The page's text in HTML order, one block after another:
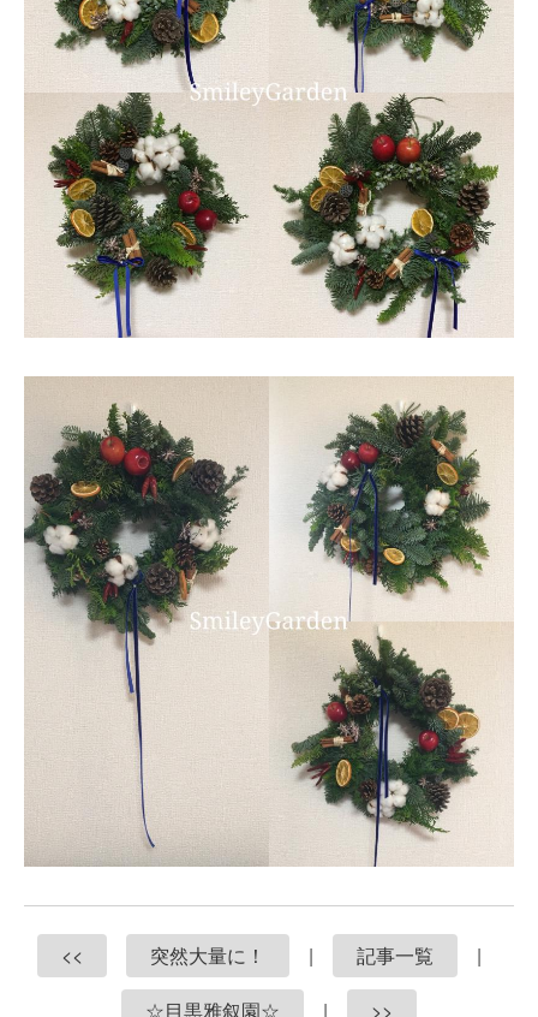
<< 突然大量に！ | 記事一覧
|
☆目黒雅叙園☆
| >>